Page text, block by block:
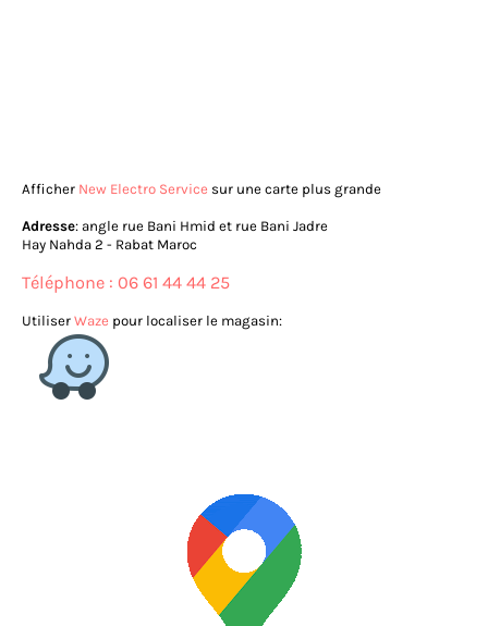
Afficher New Electro Service sur une carte plus grande
Adresse: angle rue Bani Hmid et rue Bani Jadre
Hay Nahda 2 - Rabat Maroc
Téléphone : 06 61 44 44 25
Utiliser Waze pour localiser le magasin: